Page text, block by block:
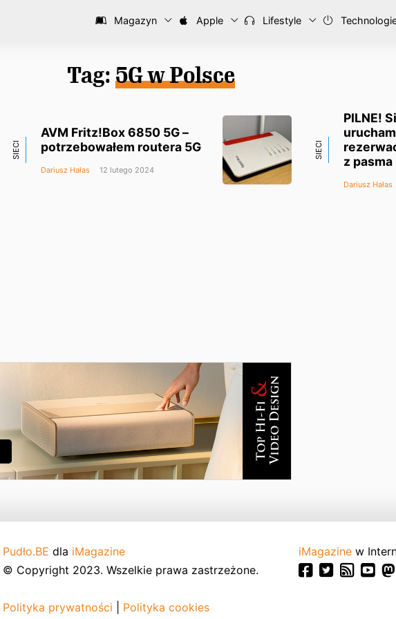
Magazyn Apple Lifestyle
Tag: 5G w Polsce
SIECI
AVM Fritz!Box 6850 5G –
potrzebowałem routera 5G
Dariusz Hałas 12 lutego 2024
SIECI
PILNE!
z pasma
Dariusz Hałas
Pudło.BE dla iMagazine
© Copyright 2023. Wszelkie prawa zastrzeżone.
Polityka prywatności Polityka cookies
iMagazine w